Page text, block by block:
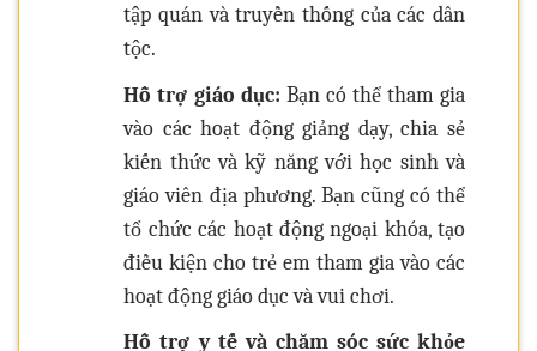
tập quán và truyền thống của các dân
tộc.
Hỗ trợ giáo dục: Bạn có thể tham gia
vào các hoạt động giảng dạy, chia sẻ
kiến thức và kỹ năng với học sinh và
giáo viên địa phương. Bạn cũng có thể
tổ chức các hoạt động ngoại khóa, tạo
điều kiện cho trẻ em tham gia vào các
hoạt động giáo dục và vui chơi.
Hỗ trợ y tế và chăm sóc sức khỏe